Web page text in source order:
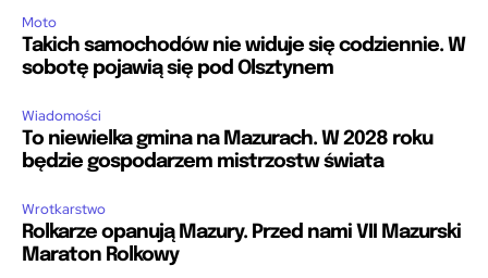
Moto
Takich samochodów nie widuje się codziennie. W
sobotę pojawią się pod Olsztynem
Wiadomości
To niewielka gmina na Mazurach. W 2028 roku
będzie gospodarzem mistrzostw świata
Wrotkarstwo
Rolkarze opanują Mazury. Przed nami VII Mazurski
Maraton Rolkowy